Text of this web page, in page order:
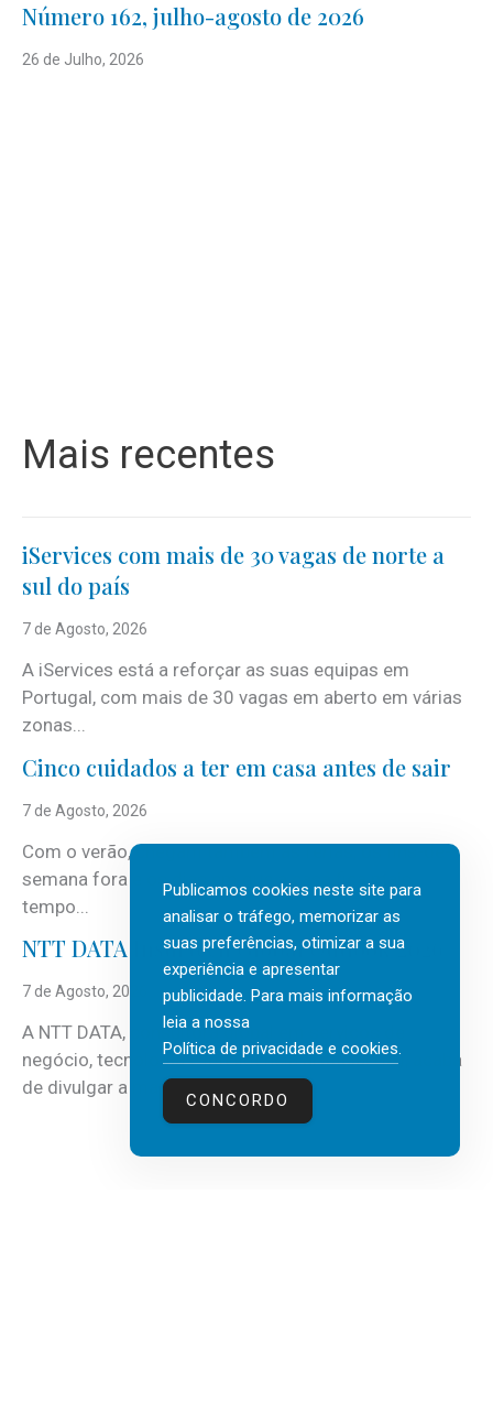
Número 162, julho-agosto de 2026
26 de Julho, 2026
Mais recentes
iServices com mais de 30 vagas de norte a
sul do país
7 de Agosto, 2026
A iServices está a reforçar as suas equipas em
Portugal, com mais de 30 vagas em aberto em várias
zonas...
Cinco cuidados a ter em casa antes de sair
7 de Agosto, 2026
Com o verão, chegam também as férias, os fins-de-
semana fora e os dias em que a casa fica mais
tempo...
NTT DATA Insurtech Global Outlook 2026
7 de Agosto, 2026
A NTT DATA, consultora global em serviços de
negócio, tecnologia e inteligência artificial (IA), acaba
de divulgar a mais recente...
Publicamos cookies neste site para
analisar o tráfego, memorizar as
suas preferências, otimizar a sua
experiência e apresentar
publicidade. Para mais informação
leia a nossa
Política de privacidade e cookies.
CONCORDO